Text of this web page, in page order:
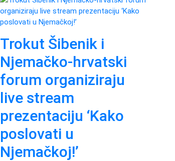
Trokut Šibenik i
Njemačko-hrvatski
forum organiziraju
live stream
prezentaciju ‘Kako
poslovati u
Njemačkoj!’